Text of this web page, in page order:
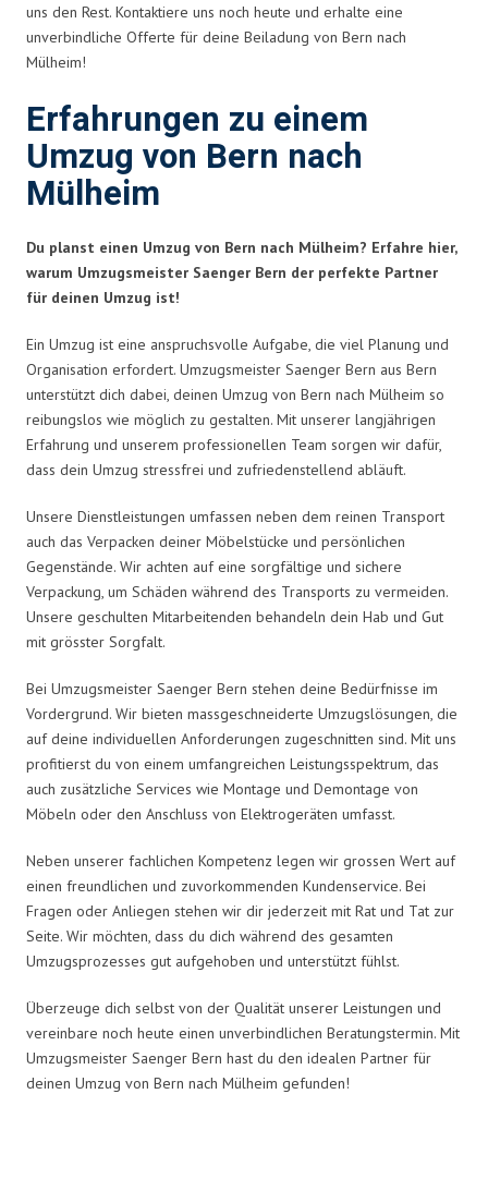
uns den Rest. Kontaktiere uns noch heute und erhalte eine
unverbindliche Offerte für deine Beiladung von Bern nach
Mülheim!
Erfahrungen zu einem
Umzug von Bern nach
Mülheim
Du planst einen Umzug von Bern nach Mülheim? Erfahre hier,
warum Umzugsmeister Saenger Bern der perfekte Partner
für deinen Umzug ist!
Ein Umzug ist eine anspruchsvolle Aufgabe, die viel Planung und
Organisation erfordert. Umzugsmeister Saenger Bern aus Bern
unterstützt dich dabei, deinen Umzug von Bern nach Mülheim so
reibungslos wie möglich zu gestalten. Mit unserer langjährigen
Erfahrung und unserem professionellen Team sorgen wir dafür,
dass dein Umzug stressfrei und zufriedenstellend abläuft.
Unsere Dienstleistungen umfassen neben dem reinen Transport
auch das Verpacken deiner Möbelstücke und persönlichen
Gegenstände. Wir achten auf eine sorgfältige und sichere
Verpackung, um Schäden während des Transports zu vermeiden.
Unsere geschulten Mitarbeitenden behandeln dein Hab und Gut
mit grösster Sorgfalt.
Bei Umzugsmeister Saenger Bern stehen deine Bedürfnisse im
Vordergrund. Wir bieten massgeschneiderte Umzugslösungen, die
auf deine individuellen Anforderungen zugeschnitten sind. Mit uns
profitierst du von einem umfangreichen Leistungsspektrum, das
auch zusätzliche Services wie Montage und Demontage von
Möbeln oder den Anschluss von Elektrogeräten umfasst.
Neben unserer fachlichen Kompetenz legen wir grossen Wert auf
einen freundlichen und zuvorkommenden Kundenservice. Bei
Fragen oder Anliegen stehen wir dir jederzeit mit Rat und Tat zur
Seite. Wir möchten, dass du dich während des gesamten
Umzugsprozesses gut aufgehoben und unterstützt fühlst.
Überzeuge dich selbst von der Qualität unserer Leistungen und
vereinbare noch heute einen unverbindlichen Beratungstermin. Mit
Umzugsmeister Saenger Bern hast du den idealen Partner für
deinen Umzug von Bern nach Mülheim gefunden!